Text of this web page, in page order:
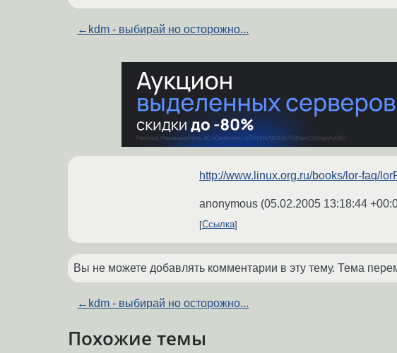
← kdm - выбирай но осторожно...
http://www.linux.org.ru/books/lor-faq/
anonymous (05.02.2005 13:18:44
Ссылка
Вы не можете добавлять комментарии в эту тему. Тема
← kdm - выбирай но осторожно...
Похожие темы